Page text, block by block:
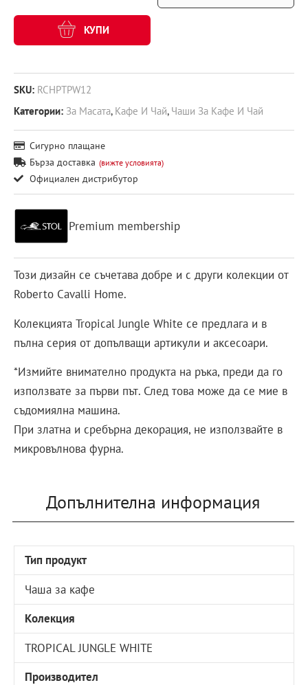
КУПИ
SKU: RCHPTPW12
Категории: За Масата, Кафе И Чай, Чаши За Кафе И Чай
Сигурно плащане
Бърза доставка (вижте условията)
Официален дистрибутор
Premium membership
Този дизайн се съчетава добре и с други колекции от
Roberto Cavalli Home.
Колекцията Tropical Jungle White се предлага и в
пълна серия от допълващи артикули и аксесоари.
*Измийте внимателно продукта на ръка, преди да го
използвате за първи път. След това може да се мие в
съдомиялна машина.
При златна и сребърна декорация, не използвайте в
микровълнова фурна.
Допълнителна информация
Тип продукт
Чаша за кафе
Колекция
TROPICAL JUNGLE WHITE
Производител